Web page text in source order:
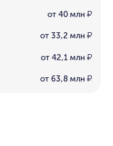
от 40 млн ₽
от 33,2 млн ₽
от 42,1 млн ₽
от 63,8 млн ₽